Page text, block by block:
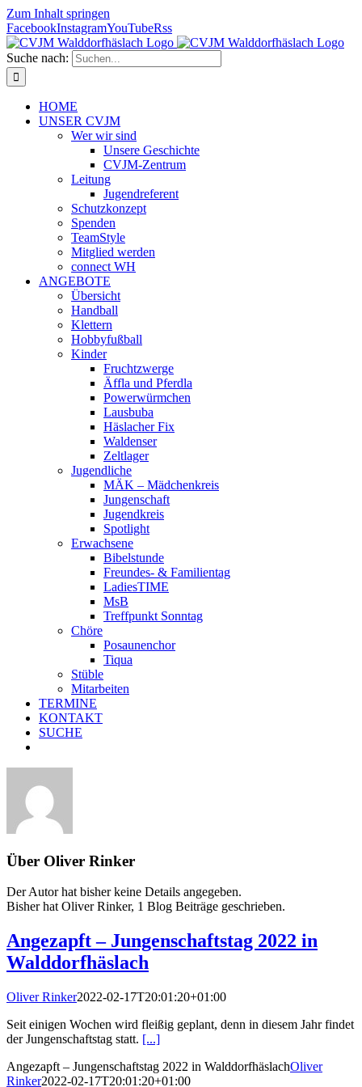
Zum Inhalt springen
FacebookInstagramYouTubeRss
Suche nach:
HOME
UNSER CVJM
Wer wir sind
Unsere Geschichte
CVJM-Zentrum
Leitung
Jugendreferent
Schutzkonzept
Spenden
TeamStyle
Mitglied werden
connect WH
ANGEBOTE
Übersicht
Handball
Klettern
Hobbyfußball
Kinder
Fruchtzwerge
Äffla und Pferdla
Powerwürmchen
Lausbuba
Häslacher Fix
Waldenser
Zeltlager
Jugendliche
MÄK – Mädchenkreis
Jungenschaft
Jugendkreis
Spotlight
Erwachsene
Bibelstunde
Freundes- & Familientag
LadiesTIME
MsB
Treffpunkt Sonntag
Chöre
Posaunenchor
Tiqua
Stüble
Mitarbeiten
TERMINE
KONTAKT
SUCHE
Über Oliver Rinker
Der Autor hat bisher keine Details angegeben.
Bisher hat Oliver Rinker, 1 Blog Beiträge geschrieben.
Angezapft – Jungenschaftstag 2022 in
Walddorfhäslach
Oliver Rinker2022-02-17T20:01:20+01:00
Seit einigen Wochen wird fleißig geplant, denn in diesem Jahr findet
der Jungenschaftstag statt. [...]
Angezapft – Jungenschaftstag 2022 in WalddorfhäslachOliver
Rinker2022-02-17T20:01:20+01:00